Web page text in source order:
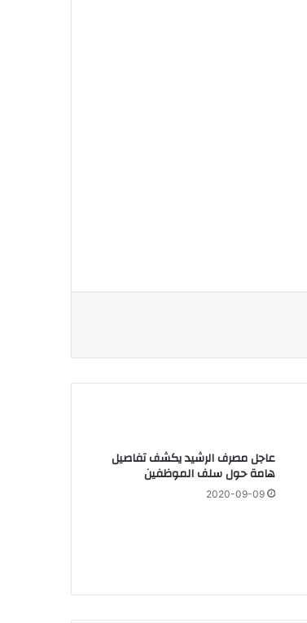
عاجل مصرف الرشيد يكشف تفاصيل
هامة حول سلف الموظفين
2020-09-09